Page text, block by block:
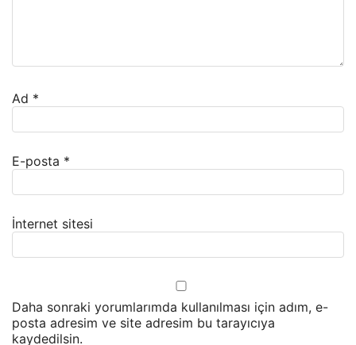
Ad *
E-posta *
İnternet sitesi
Daha sonraki yorumlarımda kullanılması için adım, e-
posta adresim ve site adresim bu tarayıcıya
kaydedilsin.